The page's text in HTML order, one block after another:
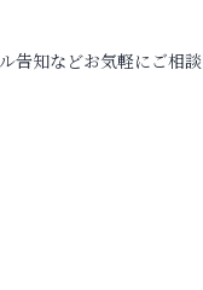
告知などお気軽にご相